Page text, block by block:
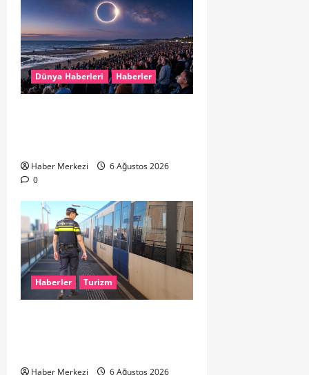
Dünya Haberleri Haberler
Haber Merkezi
6 Ağustos 2026
0
Haberler Turizm
Haber Merkezi 6 Ağustos 2026